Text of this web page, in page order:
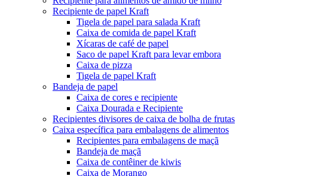
Recipiente de papel Kraft
Tigela de papel para salada Kraft
Caixa de comida de papel Kraft
Xícaras de café de papel
Saco de papel Kraft para levar embora
Caixa de pizza
Tigela de papel Kraft
Bandeja de papel
Caixa de cores e recipiente
Caixa Dourada e Recipiente
Recipientes divisores de caixa de bolha de frutas
Caixa específica para embalagens de alimentos
Recipientes para embalagens de maçã
Bandeja de maçã
Caixa de contêiner de kiwis
Caixa de Morango